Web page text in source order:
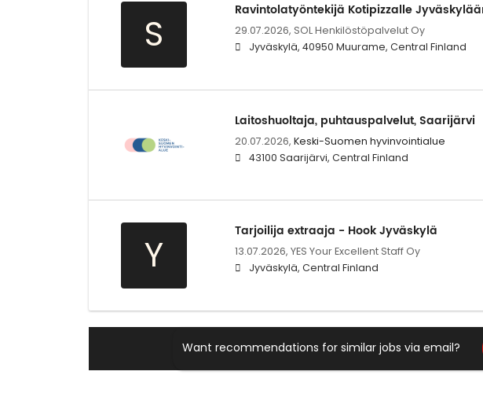
S
Ravintolatyöntekijä Kotipizzalle
29.07.2026, SOL Henkilöstöpalvelut Oy
Jyväskylä, 40950 Muurame, Central Finland
Laitoshuoltaja, puhtauspalvelut, Saarijärvi
20.07.2026, Keski-Suomen hyvinvointialue
43100 Saarijärvi, Central Finland
Y
Tarjoilija extraaja - Hook Jyväskylä
13.07.2026, YES Your Excellent Staff Oy
Jyväskylä, Central Finland
Want recommendations for similar jobs via email?